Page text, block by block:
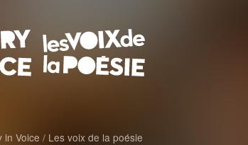
Voice / Les voix de la poésie